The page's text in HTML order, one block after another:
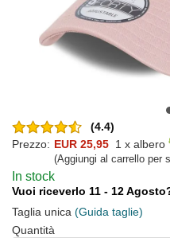
(4.4)
Prezzo: EUR 25,95 1 x albero
(Aggiungi al carrello per
In stock
Vuoi riceverlo 11 - 12
Taglia unica (Guida taglie)
Quantità